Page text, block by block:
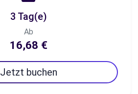
3 Tag(e)
Ab
16,68 €
Jetzt buchen